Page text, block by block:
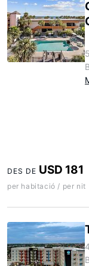
DES DE USD 181
per habitació / per nit